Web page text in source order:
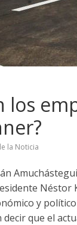
los
la Noticia
y
que el